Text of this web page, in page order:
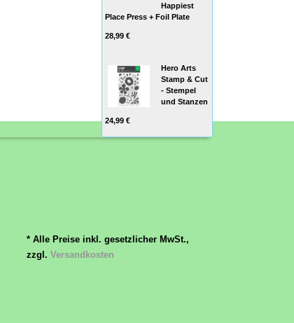
Happiest
Place Press + Foil Plate
28,99 €
Hero Arts
Stamp & Cut
- Stempel
und Stanzen
24,99 €
* Alle Preise inkl. gesetzlicher MwSt.,
zzgl. Versandkosten